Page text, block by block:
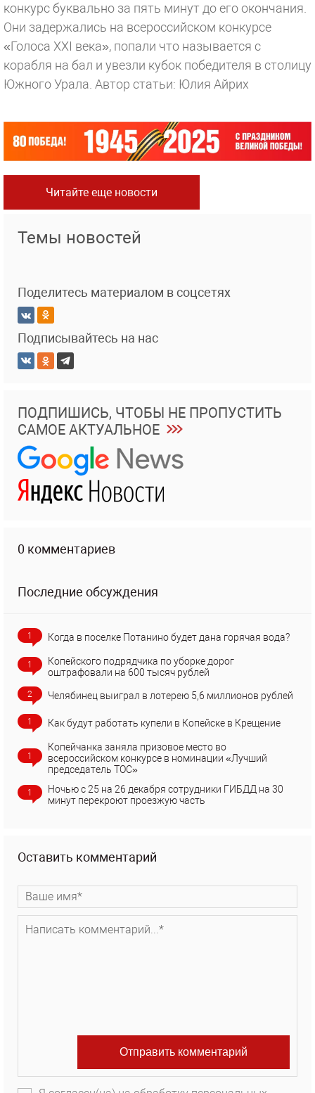
конкурс буквально за пять минут до его окончания.
Они задержались на всероссийском конкурсе
«Голоса XXI века», попали что называется с
корабля на бал и увезли кубок победителя в столицу
Южного Урала. Автор статьи: Юлия Айрих
Читайте еще новости
Темы новостей
Поделитесь материалом в соцсетях
Подписывайтесь на нас
ПОДПИШИСЬ, ЧТОБЫ НЕ ПРОПУСТИТЬ
САМОЕ АКТУАЛЬНОЕ
0 комментариев
Последние обсуждения
1 Когда в поселке Потанино будет дана горячая вода?
1
Копейского подрядчика по уборке дорог
оштрафовали на 600 тысяч рублей
2 Челябинец выиграл в лотерею 5,6 миллионов рублей
1 Как будут работать купели в Копейске в Крещение
1
Копейчанка заняла призовое место во
всероссийском конкурсе в номинации «Лучший
председатель ТОС»
1
Ночью с 25 на 26 декабря сотрудники ГИБДД на 30
минут перекроют проезжую часть
Оставить комментарий